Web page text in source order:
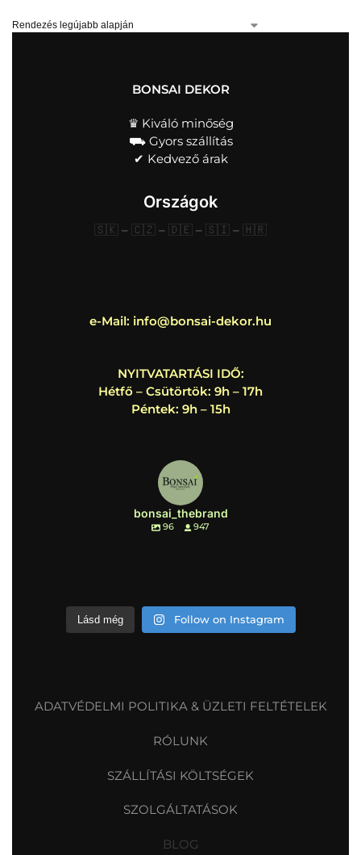
BONSAI DEKOR
♛ Kiváló minőség
⛟ Gyors szállítás
✔︎ Kedvező árak
Országok
🇸🇰 – 🇨🇿 – 🇩🇪 – 🇸🇮 – 🇭🇷
e-Mail: info@bonsai-dekor.hu
NYITVATARTÁSI IDŐ:
Hétfő – Csütörtök: 9h – 17h
Péntek: 9h – 15h
bonsai_thebrand
96 947
Lásd még Follow on Instagram
ADATVÉDELMI POLITIKA & ÜZLETI FELTÉTELEK
RÓLUNK
SZÁLLÍTÁSI KÖLTSÉGEK
SZOLGÁLTATÁSOK
BLOG